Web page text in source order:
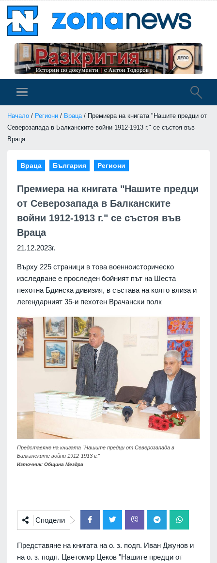
Начало / Региони / Враца/ Премиера на книгата "Нашите предци от
Северозапада в Балканските войни 1912-1913 г." се състоя във
Враца
Враца България Региони
Премиера на книгата "Нашите предци
от Северозапада в Балканските
войни 1912-1913 г." се състоя във
Враца
21.12.2023г.
Върху 225 страници в това военноисторическо
изследване е проследен бойният път на Шеста
пехотна Бдинска дивизия, в състава на която влиза и
легендарният 35-и пехотен Врачански полк
Представяне на книгата "Нашите предци от Северозапада в
Балканските войни 1912-1913 г."
Източник: Община Мездра
Сподели
Представяне на книгата на о. з. подп. Иван Джунов и
на о. з. подп. Цветомир Цеков "Нашите предци от